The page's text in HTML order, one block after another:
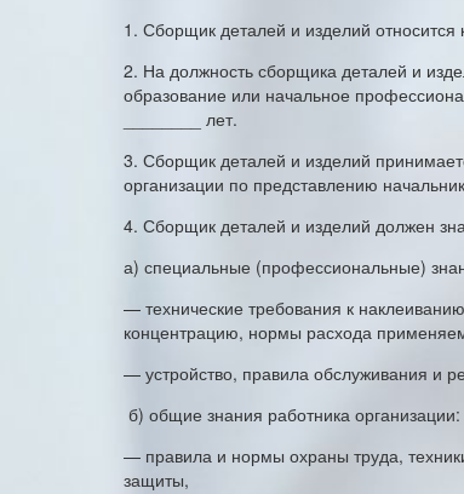
1. Сборщик деталей и изделий относится
2. На должность сборщика деталей и
образование или начальное
________ лет.
3. Сборщик деталей и изделий
организации по представлению
4. Сборщик деталей и изделий должен
а) специальные (профессиональные)
— технические требования к
концентрацию, нормы расхода
— устройство, правила обслуживания и
б) общие знания работника организации:
— правила и нормы охраны труда,
защиты,